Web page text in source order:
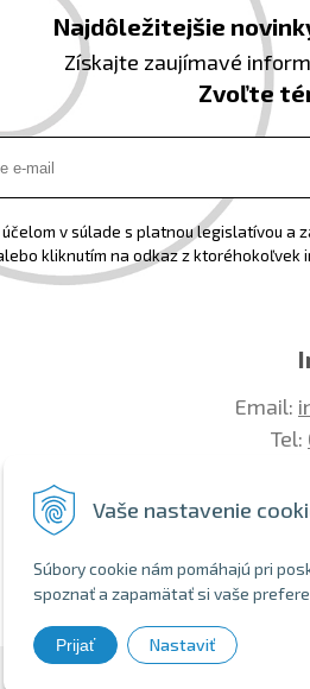
Vaše nastavenie
Súbory cookie nám pomáhajú pri
spoznať a zapamätať si vaše
Prijať Nastaviť
Najdôležitejšie
Získajte zaujímavé
Zvoľte
v súlade s platnou legislatívou
kliknutím na odkaz z ktoréhokoľvek
Email:
Tel: